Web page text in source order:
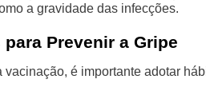
a gravidade das infecções.
para Prevenir a Gripe
vacinação, é importante adotar